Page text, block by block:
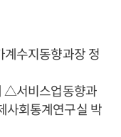
수지동향과장 정
△서비스업동향과
회통계연구실 박